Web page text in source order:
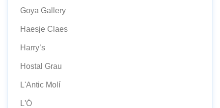
Goya Gallery
Haesje Claes
Harry’s
Hostal Grau
L'Antic Molí
L'Ó